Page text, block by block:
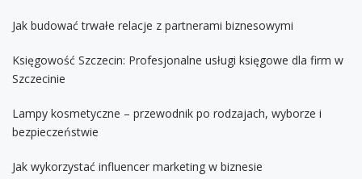
Jak budować trwałe relacje z partnerami biznesowymi
Księgowość Szczecin: Profesjonalne usługi księgowe dla firm w
Szczecinie
Lampy kosmetyczne – przewodnik po rodzajach, wyborze i
bezpieczeństwie
Jak wykorzystać influencer marketing w biznesie